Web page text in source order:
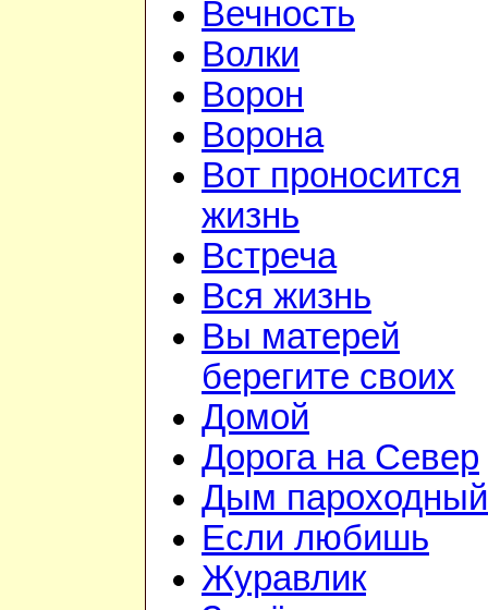
Вечность
Волки
Ворон
Ворона
Вот проносится
жизнь
Встреча
Вся жизнь
Вы матерей
берегите своих
Домой
Дорога на Север
Дым пароходный
Если любишь
Журавлик